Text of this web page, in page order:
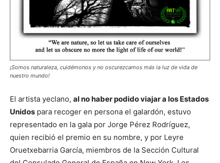
¡Somos naturaleza, cuidémonos y no oscurezcamos más la luz de vida de
nuestro mundo!
El artista yeclano, al no haber podido viajar a los Estados
Unidos para recoger en persona el galardón, estuvo
representado en la gala por Jorge Pérez Rodríguez,
quien recibió el premio en su nombre, y por Leyre
Oruetxebarria García, miembros de la Sección Cultural